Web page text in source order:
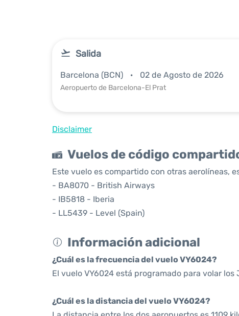
Salida
Barcelona (BCN) 02 de Agosto de 2026
Aeropuerto de Barcelona-El Prat
Disclaimer
Vuelos de código
Este vuelo es compartido con otras aerolíneas,
- BA8070 - British Airways
- IB5818 - Iberia
- LL5439 - Level (Spain)
Información adicional
¿Cuál es la frecuencia del vuelo VY6024?
El vuelo VY6024 está programado para volar
¿Cuál es la distancia del vuelo VY6024?